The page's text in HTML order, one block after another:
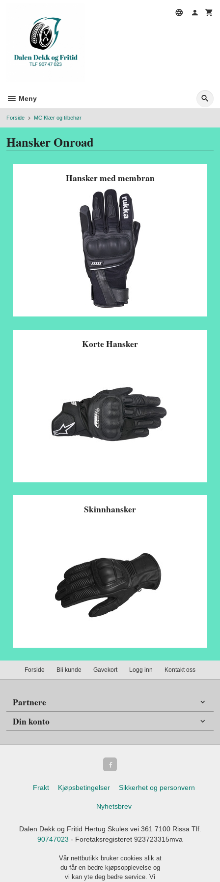
Meny
Forside MC Klær og tilbehør
Hansker Onroad
Hansker med membran
Korte Hansker
Skinnhansker
Forside Bli kunde Gavekort Logg inn Kontakt oss
Partnere
Din konto
Frakt Kjøpsbetingelser Sikkerhet og personvern
Nyhetsbrev
Dalen Dekk og Fritid Hertug Skules vei 361 7100 Rissa Tlf.
90747023 - Foretaksregisteret 923723315mva
Vår nettbutikk bruker cookies slik at
du får en bedre kjøpsopplevelse og
vi kan yte deg bedre service. Vi